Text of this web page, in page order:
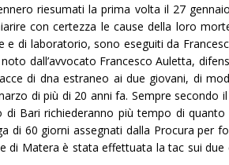
riesumati la prima volta il 27
con certezza le cause della loro
e di laboratorio, sono eseguiti da
dall’avvocato Francesco Auletta,
di dna estraneo ai due giovani, di
di più di 20 anni fa. Sempre secondo
di Bari richiederanno più tempo di
di 60 giorni assegnati dalla Procura per
di Matera è stata effettuata la tac sui